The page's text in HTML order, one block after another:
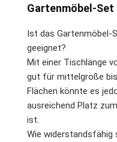
Gartenmöbel-Set
Ist das Gartenmöbel-
geeignet?
Mit einer Tischlänge
gut für mittelgroße bis
Flächen könnte es
ausreichend Platz
ist.
Wie widerstandsfähig